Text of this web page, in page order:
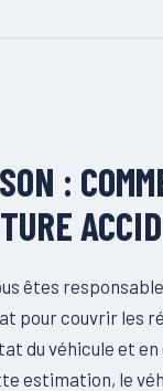
:
êtes
pour couvrir les
du véhicule et
estimation, le